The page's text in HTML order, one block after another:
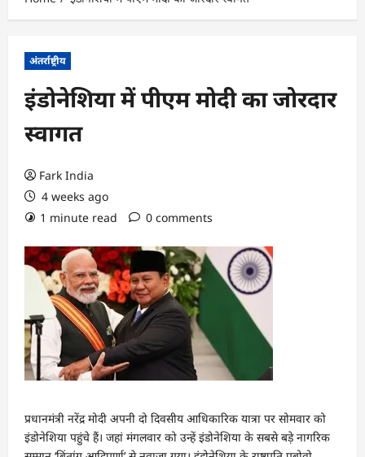
अंतर्राष्ट्रीय
इंडोनेशिया में पीएम मोदी का जोरदार
स्वागत
Fark India
4 weeks ago
1 minute read
0 comments
प्रधानमंत्री नरेंद्र मोदी अपनी दो दिवसीय आधिकारिक यात्रा पर सोमवार को
इंडोनेशिया पहुंचे हैं। जहां मंगलवार को उन्हें इंडोनेशिया के सबसे बड़े नागरिक